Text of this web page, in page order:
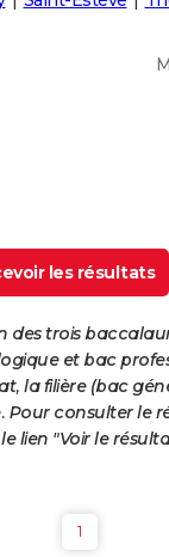
les résultats
des trois
et bac
la filière (bac
Pour consulter le
lien "Voir le
1